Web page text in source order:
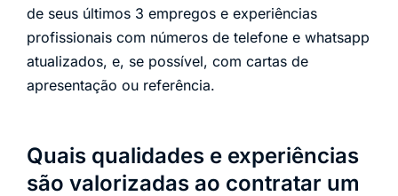
de seus últimos 3 empregos e experiências
profissionais com números de telefone e whatsapp
atualizados, e, se possível, com cartas de
apresentação ou referência.
Quais qualidades e experiências
são valorizadas ao contratar um